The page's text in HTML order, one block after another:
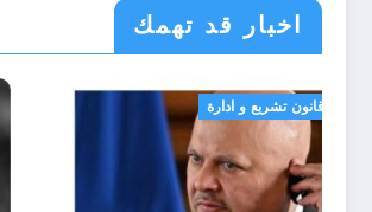
اخبار قد تهمك
الحدث